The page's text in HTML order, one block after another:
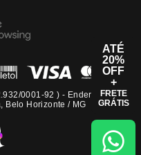
0001-92 ) - Endereço: Rua
Belo Horizonte / MG
ATÉ
20%
OFF
+
FRETE
GRÁTIS